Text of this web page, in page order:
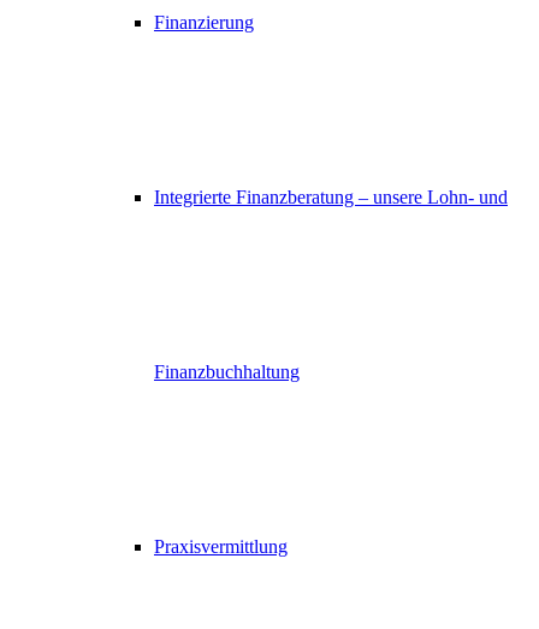
Finanzierung
Integrierte Finanzberatung – unsere Lohn- und
Finanzbuchhaltung
Praxisvermittlung